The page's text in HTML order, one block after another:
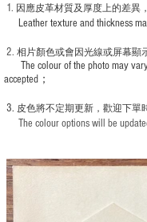
1. ​ 因應皮革材質及厚度上的差異
Leather texture and thickness
2. 相片顏色或會因光線或屏幕顯
The colour of the photo may
accepted；
3. 皮色將不定期更新，歡迎下單
The colour options will be